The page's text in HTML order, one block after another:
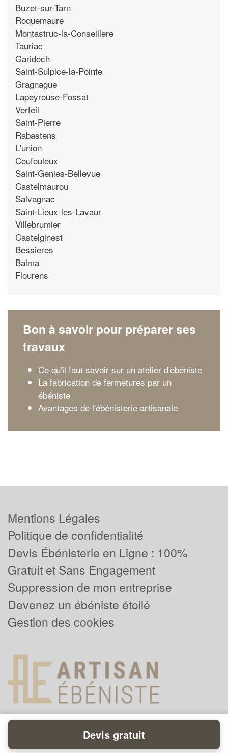
Buzet-sur-Tarn
Roquemaure
Montastruc-la-Conseillere
Tauriac
Garidech
Saint-Sulpice-la-Pointe
Gragnague
Lapeyrouse-Fossat
Verfeil
Saint-Pierre
Rabastens
L'union
Coufouleux
Saint-Genies-Bellevue
Castelmaurou
Salvagnac
Saint-Lieux-les-Lavaur
Villebrumier
Castelginest
Bessieres
Balma
Flourens
Bon à savoir pour préparer ses
travaux
Ce qu'il faut savoir sur un atelier d'ébéniste
La fabrication de fermetures par un
ébéniste
Avantages de l'ébénisterie artisanale
Mentions Légales
Politique de confidentialité
Devis Ébénisterie en Ligne : 100%
Gratuit et Sans Engagement
Suppression de mon entreprise
Devenez un ébéniste étoilé
Gestion des cookies
Powered byPlus que pro
Devis gratuit